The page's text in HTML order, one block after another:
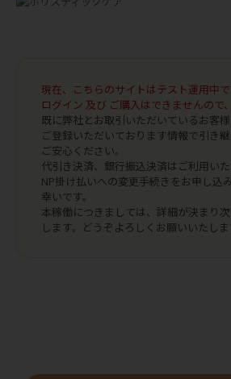
現在、こちらのサイトはテスト運用中で
ログイン 及び ご購入はできませんので
既に弊社とお取引いただいているお客様
ご登録いただいております情報で引き
ご安心ください。
代引き決済、銀行振込決済はご利用いた
NP掛け払いへの変更手続きをお申し込
幸いです。
本稼働につきましては、詳細が決まり
します。どうぞよろしくお願いいたしま